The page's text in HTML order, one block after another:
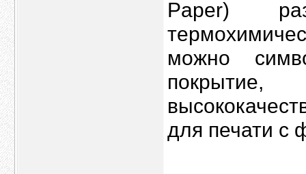
Paper)
можно
для печати с